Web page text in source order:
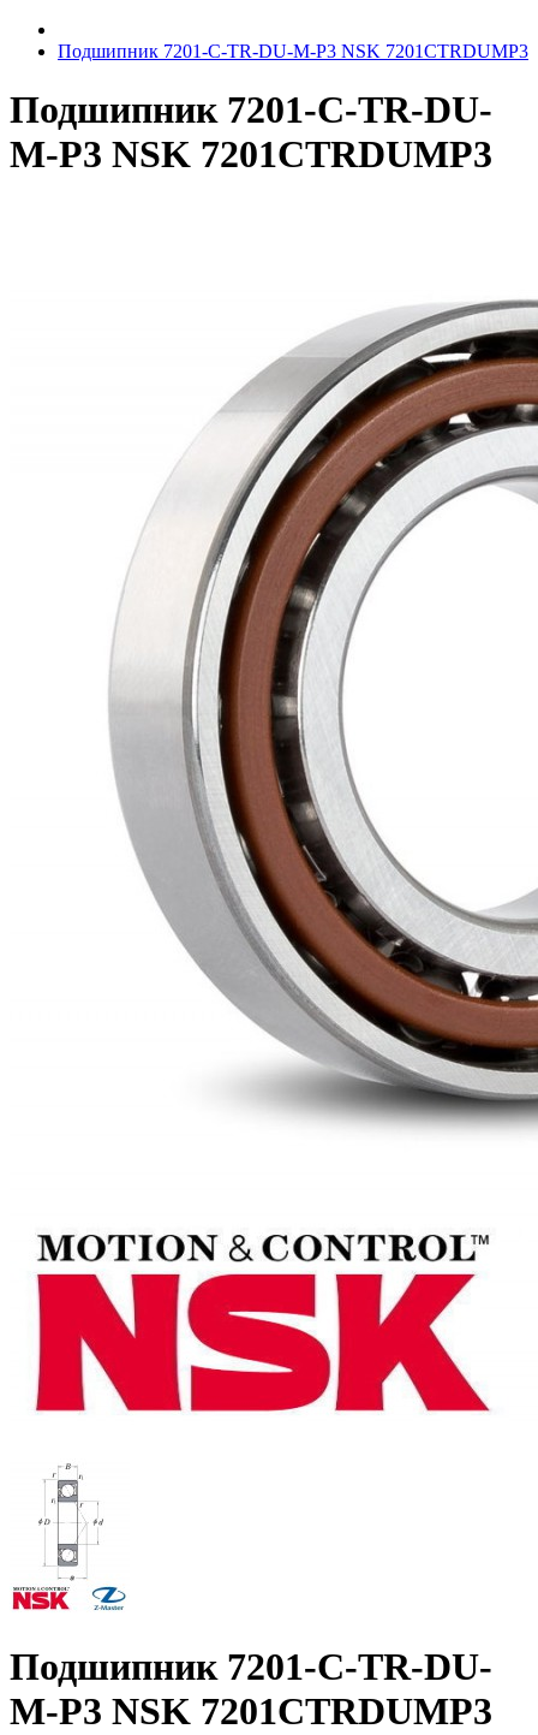
Подшипник 7201-C-TR-DU-M-P3 NSK 7201CTRDUMP3
Подшипник 7201-C-TR-DU-
M-P3 NSK 7201CTRDUMP3
Подшипник 7201-C-TR-DU-
M-P3 NSK 7201CTRDUMP3